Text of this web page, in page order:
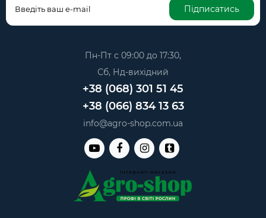
Підписатись
Пн-Пт с 09:00 до 17:30,
Сб, Нд-вихідний
+38 (068) 301 51 45
+38 (066) 834 13 63
info@agro-shop.com.ua